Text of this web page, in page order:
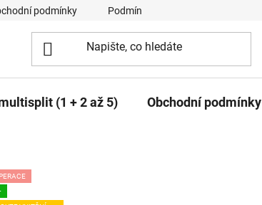
podmínky Podmínky ochrany osobních údajů
(1 + 2 až 5) Obchodní podmínky